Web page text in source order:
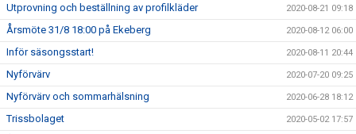
Utprovning och beställning av profilkläder 2020-08-21 09:18
Årsmöte 31/8 18:00 på Ekeberg 2020-08-12 06:00
Inför säsongsstart! 2020-08-11 20:44
Nyförvärv 2020-07-20 09:25
Nyförvärv och sommarhälsning 2020-06-28 18:12
Trissbolaget 2020-05-02 17:57